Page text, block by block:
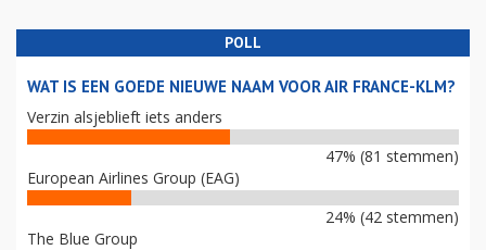
POLL
WAT IS EEN GOEDE NIEUWE NAAM VOOR AIR FRANCE-KLM?
Verzin alsjeblieft iets anders
47% (81 stemmen)
European Airlines Group (EAG)
24% (42 stemmen)
The Blue Group